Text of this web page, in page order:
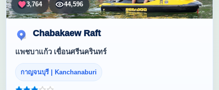
3,764 44,596
Chabakaew Raft
แพชบาแก้ว เขื่อนศรีนครินทร์
กาญจนบุรี | Kanchanaburi